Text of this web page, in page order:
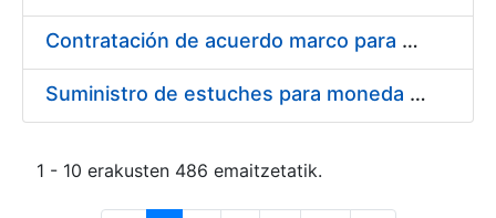
Contratación de acuerdo marco para el Suministro de Material de Electricidad para la Fábrica Nacional de Moneda y Timbre-Real Casa de la Moneda en su centro de trabajo de Burgos
Suministro de estuches para moneda de 30 €
1 - 10 erakusten 486 emaitzetatik.